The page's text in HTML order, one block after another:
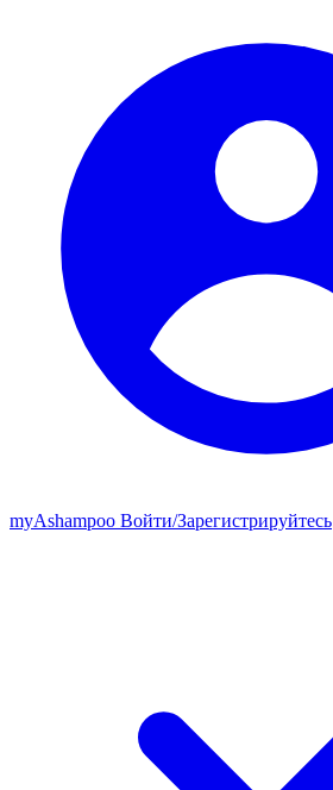
myAshampoo Войти/Зарегистрируйтесь